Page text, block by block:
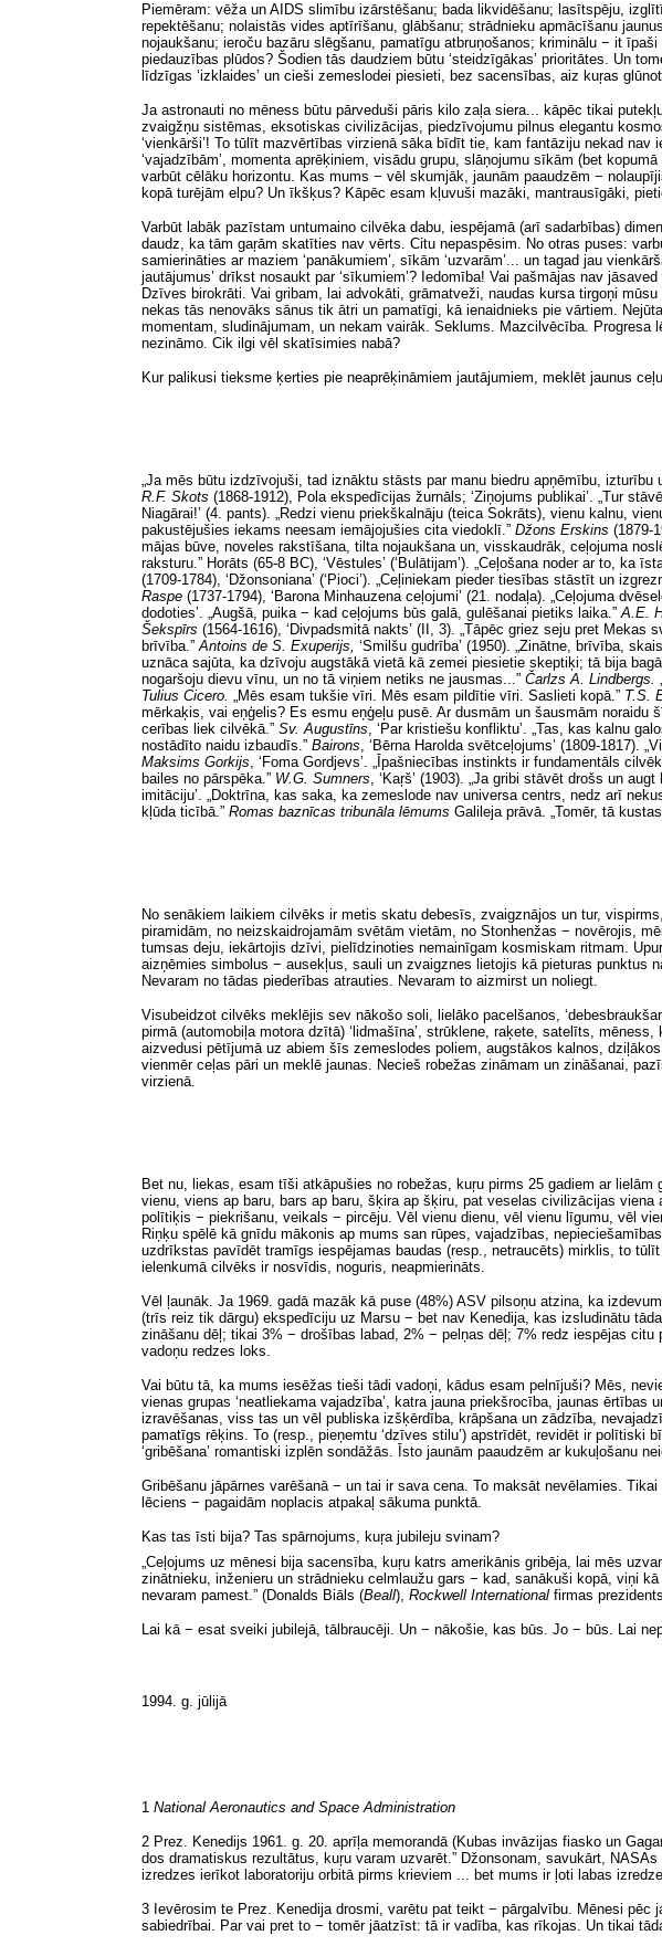
Piemēram: vēža un AIDS slimību izārstēšanu; bada likvidēšanu; lasītspēju,
repektēšanu; nolaistās vides aptīrīšanu, glābšanu; strādnieku apmācīšanu
nojaukšanu; ieroču bazāru slēgšanu, pamatīgu atbruņošanos; kriminālu − it
piedauzības plūdos? Šodien tās daudziem būtu ‘steidzīgākas’ prioritātes. Un
līdzīgas ‘izklaides’ un cieši zemeslodei piesieti, bez sacensības, aiz kuŗas
Ja astronauti no mēness būtu pārveduši pāris kilo zaļa siera... kāpēc tikai
zvaigžņu sistēmas, eksotiskas civilizācijas, piedzīvojumu pilnus elegantu
‘vienkārši’! To tūlīt mazvērtības virzienā sāka bīdīt tie, kam fantāziju nekad
‘vajadzībām’, momenta aprēķiniem, visādu grupu, slāņojumu sīkām (bet
varbūt cēlāku horizontu. Kas mums − vēl skumjāk, jaunām paaudzēm −
kopā turējām elpu? Un īkšķus? Kāpēc esam kļuvuši mazāki, mantrausīgāki,
Varbūt labāk pazīstam untumaino cilvēka dabu, iespējamā (arī sadarbības)
daudz, ka tām gaŗām skatīties nav vērts. Citu nepaspēsim. No otras puses:
samierināties ar maziem ‘panākumiem’, sīkām ‘uzvarām’... un tagad jau
jautājumus’ drīkst nosaukt par ‘sīkumiem’? Iedomība! Vai pašmājas nav
Dzīves birokrāti. Vai gribam, lai advokāti, grāmatveži, naudas kursa tirgoņi
nekas tās nenovāks sānus tik ātri un pamatīgi, kā ienaidnieks pie vārtiem.
momentam, sludinājumam, un nekam vairāk. Seklums. Mazcilvēcība.
nezināmo. Cik ilgi vēl skatīsimies nabā?
Kur palikusi tieksme ķerties pie neaprēķināmiem jautājumiem, meklēt jaunus
„Ja mēs būtu izdzīvojuši, tad iznāktu stāsts par manu biedru apņēmību,
R.F. Skots (1868-1912), Pola ekspedīcijas žurnāls; ‘Ziņojums publikai’. „Tur
Niagārai!’ (4. pants). „Redzi vienu priekškalnāju (teica Sokrāts), vienu kalnu,
pakustējušies iekams neesam iemājojušies cita viedoklī.” Džons Erskins (1879-
mājas būve, noveles rakstīšana, tilta nojaukšana un, visskaudrāk, ceļojuma
raksturu.” Horāts (65-8 BC), ‘Vēstules’ (‘Bulātijam’). „Ceļošana noder ar to, ka
(1709-1784), ‘Džonsoniana’ (‘Pioci’). „Ceļiniekam pieder tiesības stāstīt un
Raspe (1737-1794), ‘Barona Minhauzena ceļojumi’ (21. nodaļa). „Ceļojuma
dodoties’. „Augšā, puika − kad ceļojums būs galā, gulēšanai pietiks laika.”A.E.
Šekspīrs (1564-1616), ‘Divpadsmitā nakts’ (II, 3). „Tāpēc griez seju pret
brīvība.”Antoins de S. Exuperijs, ‘Smilšu gudrība’ (1950). „Zinātne, brīvība,
uznāca sajūta, ka dzīvoju augstākā vietā kā zemei piesietie skeptiķi; tā bija
nogaršoju dievu vīnu, un no tā viņiem netiks ne jausmas...” Čarlzs A. Lindbergs.
Tulius Cicero. „Mēs esam tukšie vīri. Mēs esam pildītie vīri. Saslieti kopā.” T.S.
mērkaķis, vai eņģelis? Es esmu eņģeļu pusē. Ar dusmām un šausmām noraidu
cerības liek cilvēkā.” Sv. Augustīns, ‘Par kristiešu konfliktu’. „Tas, kas kalnu
nostādīto naidu izbaudīs.” Bairons, ‘Bērna Harolda svētceļojums’ (1809-1817).
Maksims Gorkijs, ‘Foma Gordjevs’. „Īpašniecības instinkts ir fundamentāls
bailes no pārspēka.” W.G. Sumners, ‘Kaŗš’ (1903). „Ja gribi stāvēt drošs un
imitāciju’. „Doktrīna, kas saka, ka zemeslode nav universa centrs, nedz arī
kļūda ticībā.” Romas baznīcas tribunāla lēmums Galileja prāvā. „Tomēr, tā
No senākiem laikiem cilvēks ir metis skatu debesīs, zvaigznājos un tur,
piramidām, no neizskaidrojamām svētām vietām, no Stonhenžas − novērojis,
tumsas deju, iekārtojis dzīvi, pielīdzinoties nemainīgam kosmiskam ritmam.
aizņēmies simbolus − ausekļus, sauli un zvaigznes lietojis kā pieturas punktus
Nevaram no tādas piederības atrauties. Nevaram to aizmirst un noliegt.
Visubeidzot cilvēks meklējis sev nākošo soli, lielāko pacelšanos,
pirmā (automobiļa motora dzītā) ‘lidmašīna’, strūklene, raķete, satelīts,
aizvedusi pētījumā uz abiem šīs zemeslodes poliem, augstākos kalnos,
vienmēr ceļas pāri un meklē jaunas. Necieš robežas zināmam un zināšanai,
virzienā.
Bet nu, liekas, esam tīši atkāpušies no robežas, kuŗu pirms 25 gadiem ar
vienu, viens ap baru, bars ap baru, šķira ap šķiru, pat veselas civilizācijas
polītiķis − piekrišanu, veikals − pircēju. Vēl vienu dienu, vēl vienu līgumu, vēl
Riņķu spēlē kā gnīdu mākonis ap mums san rūpes, vajadzības,
uzdrīkstas pavīdēt tramīgs iespējamas baudas (resp., netraucēts) mirklis, to
ielenkumā cilvēks ir nosvīdis, noguris, neapmierināts.
Vēl ļaunāk. Ja 1969. gadā mazāk kā puse (48%) ASV pilsoņu atzina, ka
(trīs reiz tik dārgu) ekspedīciju uz Marsu − bet nav Kenedija, kas izsludinātu
zināšanu dēļ; tikai 3% − drošības labad, 2% − pelņas dēļ; 7% redz iespējas
vadoņu redzes loks.
Vai būtu tā, ka mums iesēžas tieši tādi vadoņi, kādus esam pelnījuši? Mēs,
vienas grupas ‘neatliekama vajadzība’, katra jauna priekšrocība, jaunas
izravēšanas, viss tas un vēl publiska izšķērdība, krāpšana un zādzība,
pamatīgs rēķins. To (resp., pieņemtu ‘dzīves stilu’) apstrīdēt, revidēt ir polītiski
‘gribēšana’ romantiski izplēn sondāžās. Īsto jaunām paaudzēm ar kukuļošanu
Gribēšanu jāpārnes varēšanā − un tai ir sava cena. To maksāt nevēlamies.
lēciens − pagaidām noplacis atpakaļ sākuma punktā.
Kas tas īsti bija? Tas spārnojums, kuŗa jubileju svinam?
„Ceļojums uz mēnesi bija sacensība, kuŗu katrs amerikānis gribēja, lai mēs
zinātnieku, inženieru un strādnieku celmlaužu gars − kad, sanākuši kopā, viņi
nevaram pamest.” (Donalds Biāls (Beall), Rockwell International firmas
Lai kā − esat sveiki jubilejā, tālbraucēji. Un − nākošie, kas būs. Jo − būs. Lai
1994. g. jūlijā
1 National Aeronautics and Space Administration
2 Prez. Kenedijs 1961. g. 20. aprīļa memorandā (Kubas invāzijas fiasko un
dos dramatiskus rezultātus, kuŗu varam uzvarēt.” Džonsonam, savukārt,
izredzes ierīkot laboratoriju orbitā pirms krieviem ... bet mums ir ļoti labas
3 Ievērosim te Prez. Kenedija drosmi, varētu pat teikt − pārgalvību. Mēnesi
sabiedrībai. Par vai pret to − tomēr jāatzīst: tā ir vadība, kas rīkojas. Un tikai